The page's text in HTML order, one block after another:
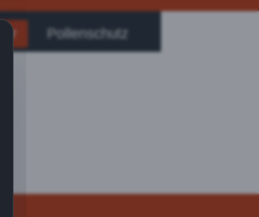
Pollenschutz